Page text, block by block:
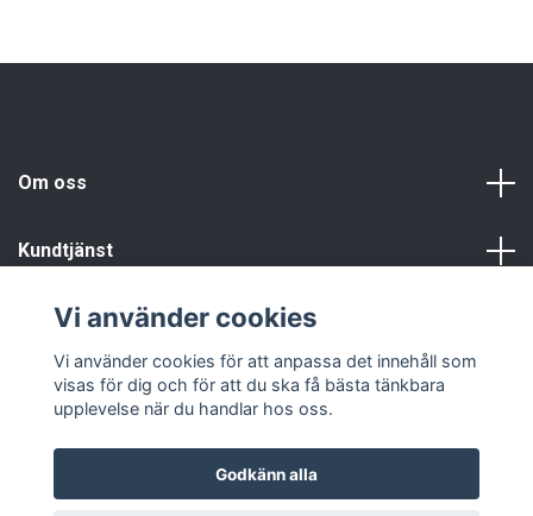
Om oss
Kundtjänst
Vi använder cookies
Vi använder cookies för att anpassa det innehåll som
visas för dig och för att du ska få bästa tänkbara
upplevelse när du handlar hos oss.
Godkänn alla